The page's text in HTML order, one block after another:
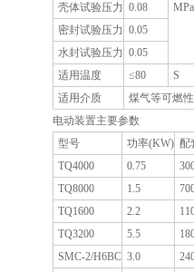
MPa
壳体试验压力 0.08
密封试验压力 0.05
水封试验压力 0.05
适用温度
≤80
S
适用介质
煤气等可燃
电动装置主要参数
型号
功率(KW) 配
TQ4000
0.75
TQ8000
1.5
TQ1600
2.2
TQ3200
5.5
SMC-2/H6BC 3.0